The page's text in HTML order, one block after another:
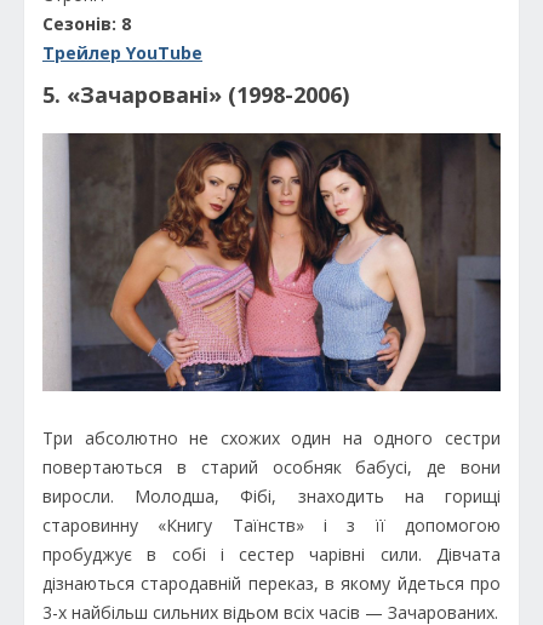
Сезонів: 8
Трейлер YouTube
5. «Зачаровані» (1998-2006)
Три абсолютно не схожих один на одного сестри
повертаються в старий особняк бабусі, де вони
виросли. Молодша, Фібі, знаходить на горищі
старовинну «Книгу Таїнств» і з її допомогою
пробуджує в собі і сестер чарівні сили. Дівчата
дізнаються стародавній переказ, в якому йдеться про
3-х найбільш сильних відьом всіх часів — Зачарованих.